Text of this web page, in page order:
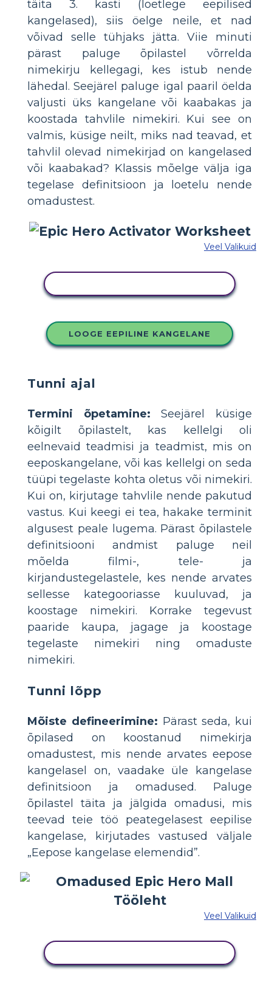
täita 3. kasti (loetlege eepilised
kangelased), siis öelge neile, et nad
võivad selle tühjaks jätta. Viie minuti
pärast paluge õpilastel võrrelda
nimekirju kellegagi, kes istub nende
lähedal. Seejärel paluge igal paaril öelda
valjusti üks kangelane või kaabakas ja
koostada tahvlile nimekiri. Kui see on
valmis, küsige neilt, miks nad teavad, et
tahvlil olevad nimekirjad on kangelased
või kaabakad? Klassis mõelge välja iga
tegelase definitsioon ja loetelu nende
omadustest.
Veel Valikuid
LOOGE EEPILINE KANGELANE
Tunni ajal
Termini õpetamine: Seejärel küsige
kõigilt õpilastelt, kas kellelgi oli
eelnevaid teadmisi ja teadmist, mis on
eeposkangelane, või kas kellelgi on seda
tüüpi tegelaste kohta oletus või nimekiri.
Kui on, kirjutage tahvlile nende pakutud
vastus. Kui keegi ei tea, hakake terminit
algusest peale lugema. Pärast õpilastele
definitsiooni andmist paluge neil
mõelda filmi-, tele- ja
kirjandustegelastele, kes nende arvates
sellesse kategooriasse kuuluvad, ja
koostage nimekiri. Korrake tegevust
paaride kaupa, jagage ja koostage
tegelaste nimekiri ning omaduste
nimekiri.
Tunni lõpp
Mõiste defineerimine: Pärast seda, kui
õpilased on koostanud nimekirja
omadustest, mis nende arvates eepose
kangelasel on, vaadake üle kangelase
definitsioon ja omadused. Paluge
õpilastel täita ja jälgida omadusi, mis
teevad teie töö peategelasest eepilise
kangelase, kirjutades vastused väljale
„Eepose kangelase elemendid”.
Veel Valikuid